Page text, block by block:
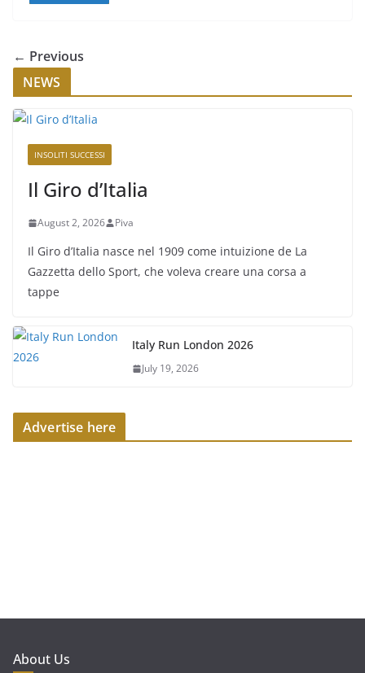
← Previous
NEWS
INSOLITI SUCCESSI
Il Giro d’Italia
August 2, 2026 Piva
Il Giro d’Italia nasce nel 1909 come intuizione de La
Gazzetta dello Sport, che voleva creare una corsa a
tappe
Italy Run London 2026
July 19, 2026
Advertise here
About Us